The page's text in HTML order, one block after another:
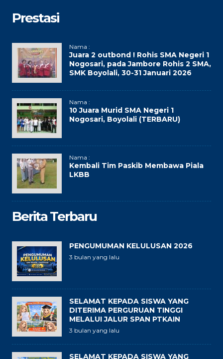
Prestasi
Nama :
Juara 2 outbond ! Rohis SMA Negeri 1
Nogosari, pada Jambore Rohis 2 SMA,
SMK Boyolali, 30-31 Januari 2026
Nama :
10 Juara Murid SMA Negeri 1
Nogosari, Boyolali (TERBARU)
Nama :
Kembali Tim Paskib Membawa Piala
LKBB
Berita Terbaru
PENGUMUMAN KELULUSAN 2026
3 bulan yang lalu
SELAMAT KEPADA SISWA YANG
DITERIMA PERGURUAN TINGGI
MELALUI JALUR SPAN PTKAIN
3 bulan yang lalu
SELAMAT KEPADA SISWA YANG